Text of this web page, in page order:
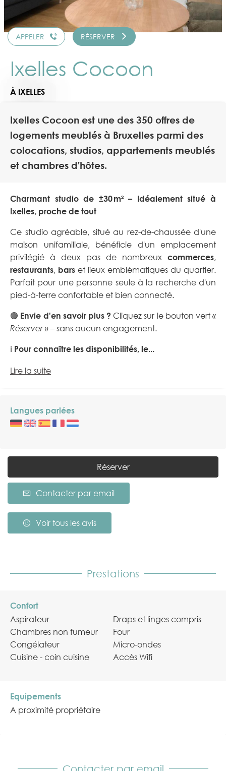
APPELER RÉSERVER
Ixelles Cocoon
À IXELLES
Ixelles Cocoon est une des 350 offres de
logements meublés à Bruxelles parmi des
colocations, studios, appartements meublés
et chambres d'hôtes.
Charmant studio de ±30 m² – Idéalement situé à
Ixelles, proche de tout
Ce studio agréable, situé au rez-de-chaussée d'une
maison unifamiliale, bénéficie d'un emplacement
privilégié à deux pas de nombreux commerces,
restaurants, bars et lieux emblématiques du quartier.
Parfait pour une personne seule à la recherche d'un
pied-à-terre confortable et bien connecté.
🟢 Envie d'en savoir plus ? Cliquez sur le bouton vert«
Réserver » – sans aucun engagement.
ℹ️ Pour connaître les disponibilités, le...
Lire la suite
Langues parlées
Réserver
Contacter par email
Voir tous les avis
Prestations
Confort
Aspirateur
Chambres non fumeur
Congélateur
Cuisine - coin cuisine
Draps et linges compris
Four
Micro-ondes
Accès Wifi
Equipements
A proximité propriétaire